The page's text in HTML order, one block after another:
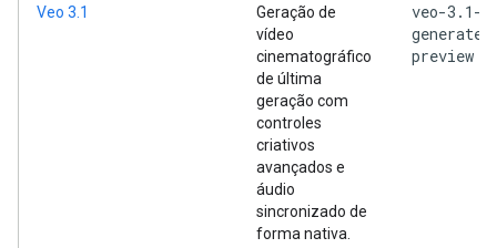
Veo 3.1
Geração de
vídeo
cinematográfico
de última
geração com
controles
criativos
avançados e
áudio
sincronizado de
forma nativa.
veo-3.1-
generate-
preview